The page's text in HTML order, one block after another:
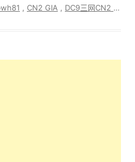
CN2 GIA DC9三网CN2 GIA线路